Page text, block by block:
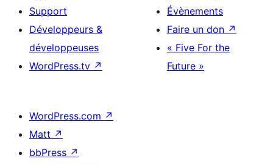
Support
Développeurs &
développeuses
WordPress.tv ↗
Évènements
Faire un don ↗
« Five For the
Future »
WordPress.com ↗
Matt ↗
bbPress ↗